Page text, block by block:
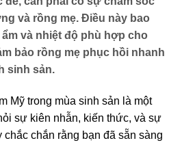
và rồng mẹ. Điều này bao
và nhiệt độ phù hợp cho
bảo rồng mẹ phục hồi nhanh
sinh sản.
Mỹ trong mùa sinh sản là một
sự kiên nhẫn, kiến thức, và sự
chắc chắn rằng bạn đã sẵn sàng